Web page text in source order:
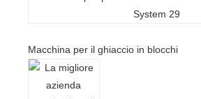
Macchina per il ghiaccio in blocchi